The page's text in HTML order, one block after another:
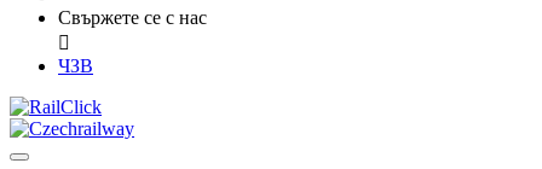
Свържете се с нас

ЧЗВ